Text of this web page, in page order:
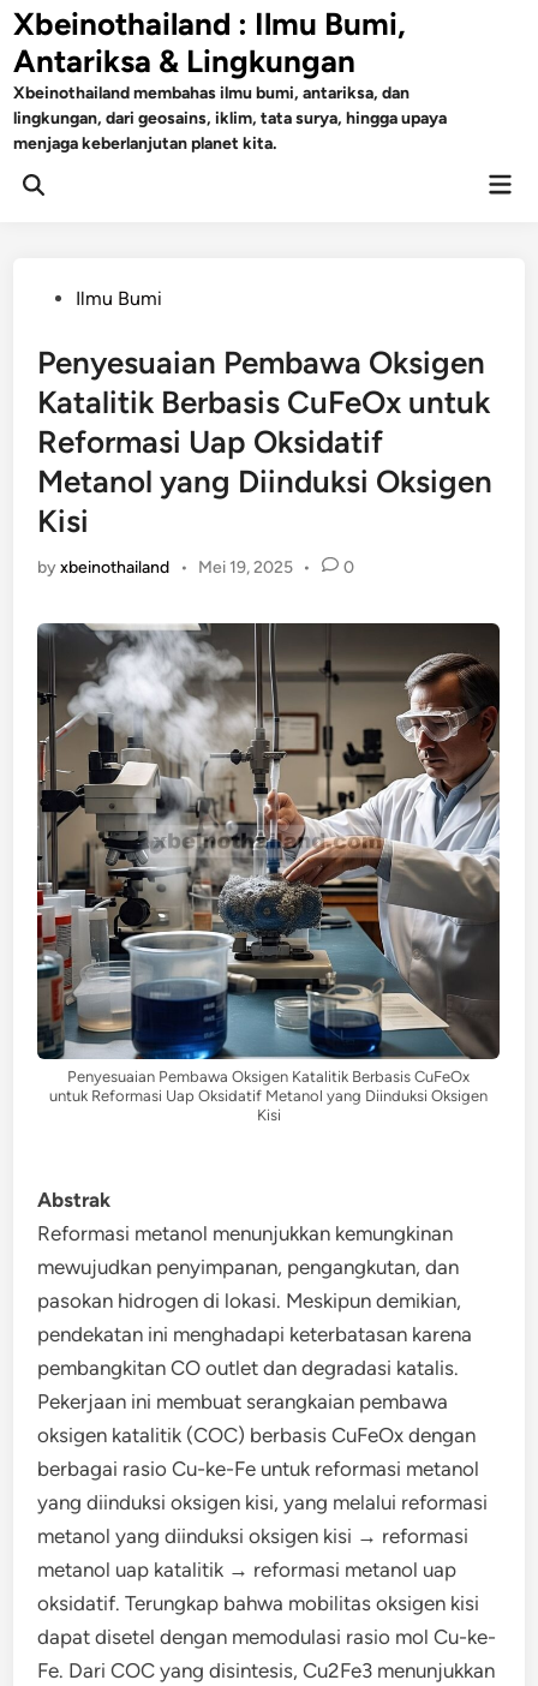
Skip
to
content
Xbeinothailand : Ilmu Bumi,
Antariksa & Lingkungan
Xbeinothailand membahas ilmu bumi, antariksa, dan
lingkungan, dari geosains, iklim, tata surya, hingga upaya
menjaga keberlanjutan planet kita.
Open
PostedIlmu Bumi
Penyesuaian Pembawa Oksigen
Katalitik Berbasis CuFeOx untuk
Reformasi Uap Oksidatif
Metanol yang Diinduksi Oksigen
Kisi
byxbeinothailand • Mei 19, 2025 • 0
Penyesuaian Pembawa Oksigen Katalitik Berbasis CuFeOx
untuk Reformasi Uap Oksidatif Metanol yang Diinduksi Oksigen
Kisi
Abstrak
Reformasi metanol menunjukkan kemungkinan
mewujudkan penyimpanan, pengangkutan, dan
pasokan hidrogen di lokasi. Meskipun demikian,
pendekatan ini menghadapi keterbatasan karena
pembangkitan CO outlet dan degradasi katalis.
Pekerjaan ini membuat serangkaian pembawa
oksigen katalitik (COC) berbasis CuFeOx dengan
berbagai rasio Cu-ke-Fe untuk reformasi metanol
yang diinduksi oksigen kisi, yang melalui reformasi
metanol yang diinduksi oksigen kisi → reformasi
metanol uap katalitik → reformasi metanol uap
oksidatif. Terungkap bahwa mobilitas oksigen kisi
dapat disetel dengan memodulasi rasio mol Cu-ke-
Fe. Dari COC yang disintesis, Cu2Fe3 menunjukkan